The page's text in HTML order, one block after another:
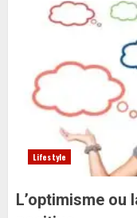
Lifestyle
L’optimisme ou